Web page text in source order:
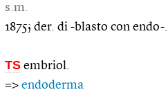
s.m.
1875; der. di -blasto con endo-.
TS embriol.
=> endoderma